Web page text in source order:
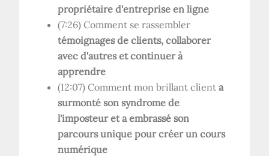
propriétaire d'entreprise en ligne
(7:26) Comment se rassembler
témoignages de clients, collaborer
avec d'autres et continuer à
apprendre
(12:07) Comment mon brillant client a
surmonté son syndrome de
l'imposteur et a embrassé son
parcours unique pour créer un cours
numérique